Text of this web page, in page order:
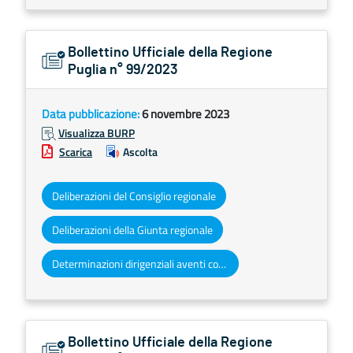
Bollettino Ufficiale della Regione
Puglia n° 99/2023
Data pubblicazione:6 novembre 2023
Visualizza BURP
Scarica
Ascolta
Deliberazioni del Consiglio regionale
Deliberazioni della Giunta regionale
Determinazioni dirigenziali aventi contenuto di interesse generale
Bollettino Ufficiale della Regione